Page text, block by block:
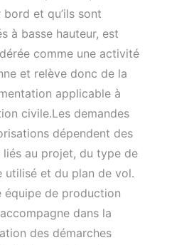
bord et qu’ils sont
à basse hauteur, est
comme une activité
et relève donc de la
applicable à
civile.Les demandes
dépendent des
liés au projet, du type de
utilisé et du plan de vol.
équipe de production
dans la
des démarches